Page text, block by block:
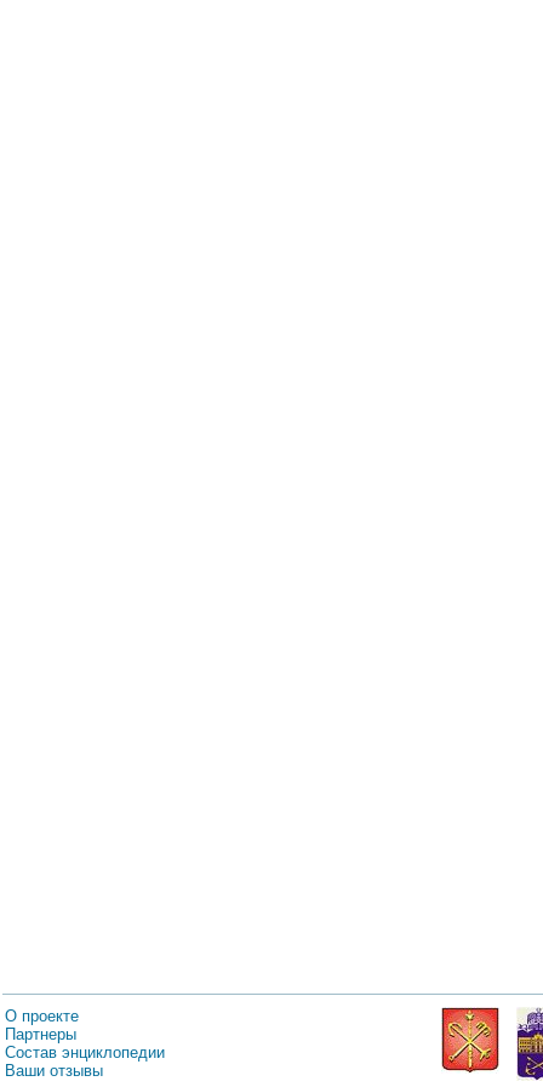
О проекте
Партнеры
Состав энциклопедии
Ваши отзывы